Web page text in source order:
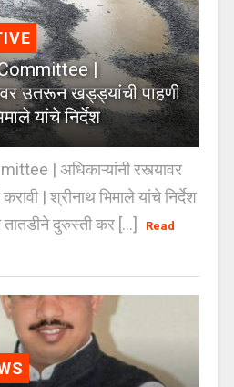
|
उतरून खड्ड्यांची पाहणी
यांचे निर्देश
| अधिकाऱ्यांनी रस्त्यावर
| श्रीनाथ भिमाले यांचे निर्देश
तातडीने दुरुस्ती कर [...]
Read